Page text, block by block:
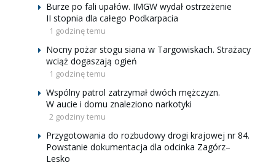
Burze po fali upałów. IMGW wydał ostrzeżenie
II stopnia dla całego Podkarpacia
1 godzinę temu
Nocny pożar stogu siana w Targowiskach. Strażacy
wciąż dogaszają ogień
1 godzinę temu
Wspólny patrol zatrzymał dwóch mężczyzn.
W aucie i domu znaleziono narkotyki
2 godziny temu
Przygotowania do rozbudowy drogi krajowej nr 84.
Powstanie dokumentacja dla odcinka Zagórz–
Lesko